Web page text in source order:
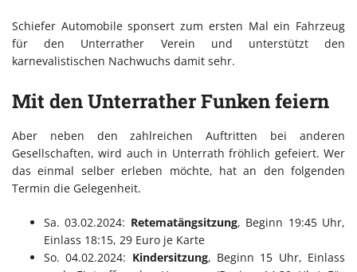
Schiefer Automobile sponsert zum ersten Mal ein Fahrzeug
für den Unterrather Verein und unterstützt den
karnevalistischen Nachwuchs damit sehr.
Mit den Unterrather Funken feiern
Aber neben den zahlreichen Auftritten bei anderen
Gesellschaften, wird auch in Unterrath fröhlich gefeiert. Wer
das einmal selber erleben möchte, hat an den folgenden
Termin die Gelegenheit.
Sa. 03.02.2024: Retematängsitzung, Beginn 19:45 Uhr,
Einlass 18:15, 29 Euro je Karte
So. 04.02.2024: Kindersitzung, Beginn 15 Uhr, Einlass